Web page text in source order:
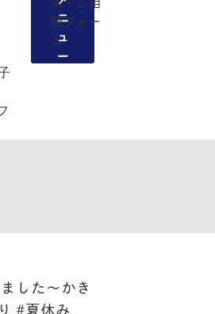
した〜️かき
#夏休み